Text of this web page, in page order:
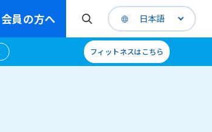
会員の方へ 日本語
フィットネスはこちら